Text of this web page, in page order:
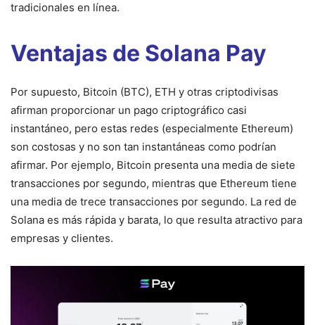
tradicionales en línea.
Ventajas de Solana Pay
Por supuesto, Bitcoin (BTC), ETH y otras criptodivisas
afirman proporcionar un pago criptográfico casi
instantáneo, pero estas redes (especialmente Ethereum)
son costosas y no son tan instantáneas como podrían
afirmar. Por ejemplo, Bitcoin presenta una media de siete
transacciones por segundo, mientras que Ethereum tiene
una media de trece transacciones por segundo. La red de
Solana es más rápida y barata, lo que resulta atractivo para
empresas y clientes.